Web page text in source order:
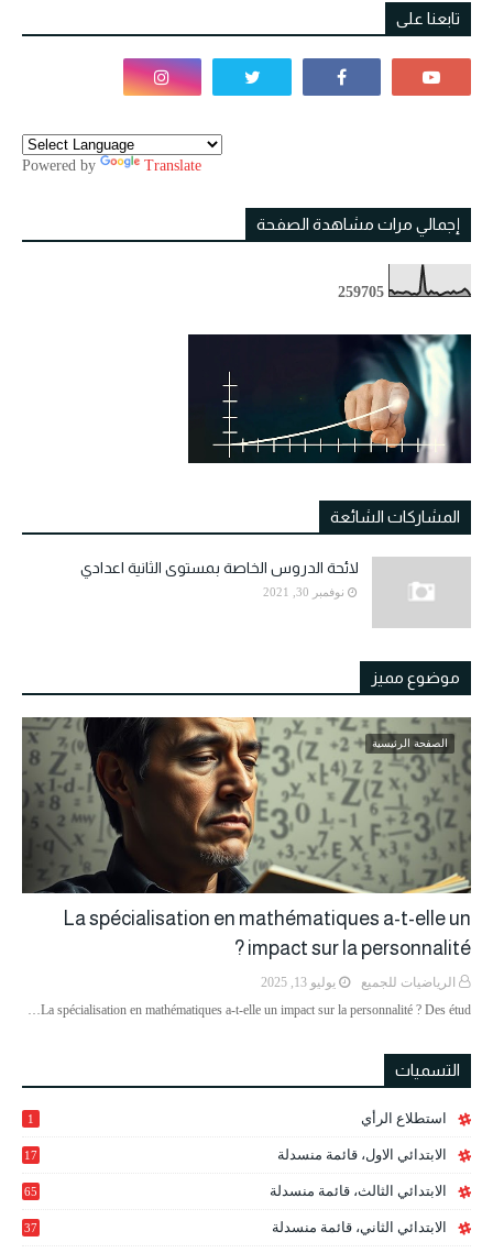
تابعنا على
Powered by Translate
إجمالي مرات مشاهدة الصفحة
259705
المشاركات الشائعة
لائحة الدروس الخاصة بمستوى الثانية اعدادي
نوفمبر 30, 2021
موضوع مميز
الصفحة الرئيسية
La spécialisation en mathématiques a-t-elle un
impact sur la personnalité ?
الرياضيات للجميع
يوليو 13, 2025
La spécialisation en mathématiques a-t-elle un impact sur la personnalité ? Des étud…
التسميات
استطلاع الرأي 1
الابتدائي الاول، قائمة منسدلة 17
الابتدائي الثالث، قائمة منسدلة 65
الابتدائي الثاني، قائمة منسدلة 37